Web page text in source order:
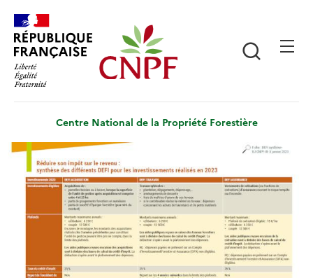
contenu
principal
Centre National de la Propriété Forestière